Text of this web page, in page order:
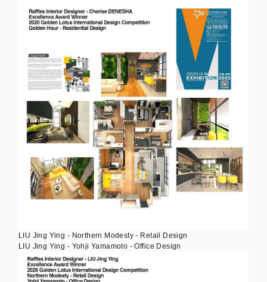
LIU Jing Ying - Northern Modesty - Retail Design
LIU Jing Ying - Yohji Yamamoto - Office Design